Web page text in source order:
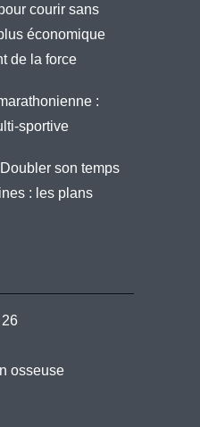
courir sans
économique
de la force
:
sportive
Doubler son temps
: les plans
osseuse